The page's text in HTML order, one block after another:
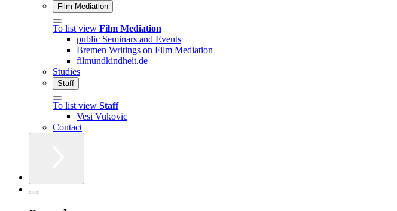
Film Mediation
To list view Film Mediation
public Seminars and Events
Bremen Writings on Film Mediation
filmundkindheit.de
Studies
Staff
To list view Staff
Vesi Vukovic
Contact